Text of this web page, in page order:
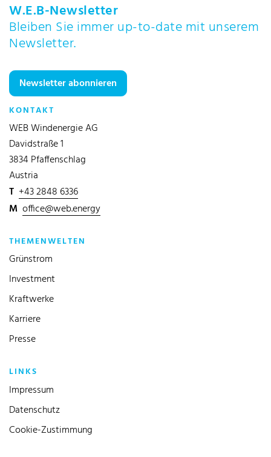
W.E.B-Newsletter
Bleiben Sie immer up-to-date mit unserem
Newsletter.
Newsletter abonnieren
KONTAKT
WEB Windenergie AG
Davidstraße 1
3834 Pfaffenschlag
Austria
T +43 2848 6336
M office@web.energy
THEMENWELTEN
Grünstrom
Investment
Kraftwerke
Karriere
Presse
LINKS
Impressum
Datenschutz
Cookie-Zustimmung